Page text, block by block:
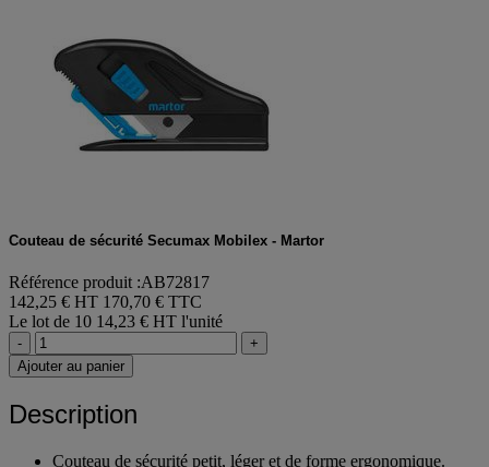
Référence produit :AB72817
142,25 € HT170,70 € TTC
Le lot de 10 14,23 € HT l'unité
-
Description